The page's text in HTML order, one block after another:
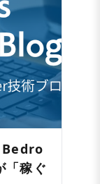
Bedro
「稼ぐ